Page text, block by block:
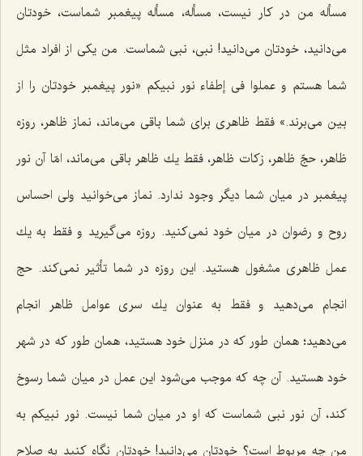
مسأله من در كار نیست، مسأله، مسأله پیغمبر شماست، خودتان
می‌دانید، خودتان می‌دانید! نبی، نبی شماست. من یكی از افراد مثل
شما هستم و عملوا فی إطفاء نور نبیكم «نور پیغمبر خودتان را از
بین می‌برند.» فقط ظاهری برای شما باقی می‌ماند، نماز ظاهر، روزه
ظاهر، حجّ ظاهر، زكات ظاهر، فقط یك ظاهر باقی می‌ماند، امّا آن نور
پیغمبر در میان شما دیگر وجود ندارد. نماز می‌خوانید ولی احساس
روح و رضوان در میان خود نمی‌كنید. روزه می‌گیرید و فقط به یك
عمل ظاهری مشغول هستید. این روزه در شما تأثیر نمی‌كند. حج
انجام می‌دهید و فقط به عنوان یك سری عوامل ظاهر انجام
می‌دهید؛ همان طور كه در منزل خود هستید، همان طور كه در شهر
خود هستید. آن چه كه موجب می‌شود این عمل در میان شما رسوخ
كند، آن نور نبی شماست كه او در میان شما نیست. نور نبیكم به
من چه مربوط است؟ خودتان می‌دانید! خودتان نگاه كنید به صلاح